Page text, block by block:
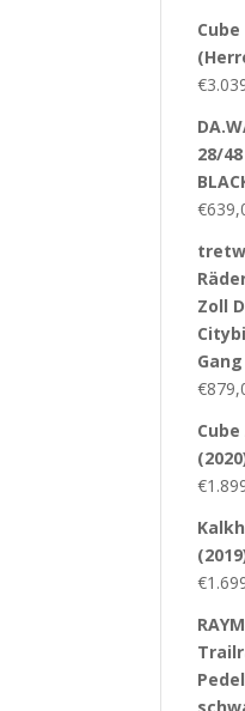
€
28/48
€
Zoll
€
€
€